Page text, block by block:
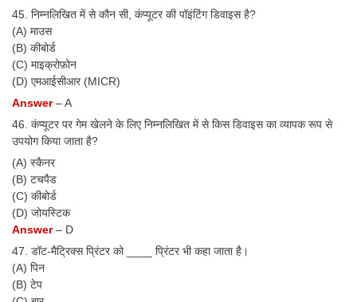
45. निम्नलिखित में से कौन सी, कंप्यूटर की पॉइंटिंग डिवाइस है?
(A) माउस
(B) कीबोर्ड
(C) माइक्रोफ़ोन
(D) एमआईसीआर (MICR)
Answer– A
46. कंप्यूटर पर गेम खेलने के लिए निम्नलिखित में से किस डिवाइस का व्यापक रूप से
उपयोग किया जाता है?
(A) स्कैनर
(B) टचपैड
(C) कीबोर्ड
(D) जोयस्टिक
Answer– D
47. डॉट-मैट्रिक्स प्रिंटर को ____ प्रिंटर भी कहा जाता है।
(A) पिन
(B) टेप